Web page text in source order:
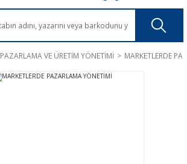
PAZARLAMA VE ÜRETİM YÖNETİMİ MARKETLERDE